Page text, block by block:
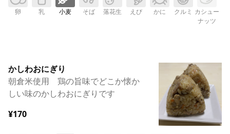
卵 乳 小麦 そば 落花生 えび かに クルミ カシュー
ナッツ
かしわおにぎり
朝倉米使用 鶏の旨味でどこか懐か
しい味のかしわおにぎりです
¥170